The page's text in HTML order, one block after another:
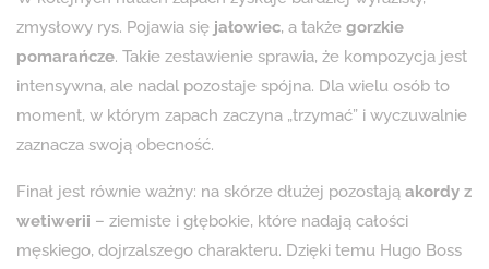
zmysłowy rys. Pojawia się jałowiec, a także gorzkie
pomarańcze. Takie zestawienie sprawia, że kompozycja jest
intensywna, ale nadal pozostaje spójna. Dla wielu osób to
moment, w którym zapach zaczyna „trzymać” i wyczuwalnie
zaznacza swoją obecność.
Finał jest równie ważny: na skórze dłużej pozostają akordy z
wetiwerii – ziemiste i głębokie, które nadają całości
męskiego, dojrzalszego charakteru. Dzięki temu Hugo Boss